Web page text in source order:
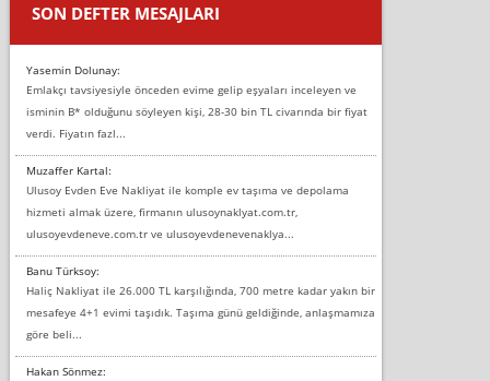
SON DEFTER MESAJLARI
Yasemin Dolunay:
Emlakçı tavsiyesiyle önceden evime gelip eşyaları inceleyen ve
isminin B* olduğunu söyleyen kişi, 28-30 bin TL civarında bir fiyat
verdi. Fiyatın fazl...
Muzaffer Kartal:
Ulusoy Evden Eve Nakliyat ile komple ev taşıma ve depolama
hizmeti almak üzere, firmanın ulusoynaklyat.com.tr,
ulusoyevdeneve.com.tr ve ulusoyevdenevenaklya...
Banu Türksoy:
Haliç Nakliyat ile 26.000 TL karşılığında, 700 metre kadar yakın bir
mesafeye 4+1 evimi taşıdık. Taşıma günü geldiğinde, anlaşmamıza
göre beli...
Hakan Sönmez: